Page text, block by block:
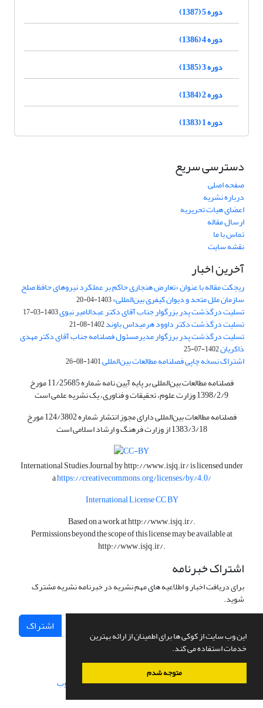
این وب سایت از کوکی ها برای اطمینان از ارائه بهترین
خدمات استفاده می کند.
متوجه شدم
دوره 5 (1387)
دوره 4 (1386)
دوره 3 (1385)
دوره 2 (1384)
دوره 1 (1383)
دسترسی سریع
صفحه اصلی
درباره نشریه
اعضای هیات تحریریه
ارسال مقاله
تماس با ما
نقشه سایت
آخرین اخبار
ریجکت مقاله با عنوان «تعارض هنجاری حاکم بر عملکرد نیروهای حافظ صلح
سازمان ملل متحد و دیوان کیفری بین‌المللی»1403-04-20
تسلیت درگذشت پدر بزرگوار جناب آقای دکتر عبدالامیر نبوی1403-03-17
تسلیت درگذشت دکتر داوود هرمیداس باوند1402-08-21
تسلیت درگذشت پدر برزگوار مدیرمسئول فصلنامه جناب آقای دکتر مهدی
ذاکریان1402-07-25
اشتراک نسخه چاپی فصلنامه مطالعات بین‌المللی1401-08-26
فصلنامه مطالعات بین‌المللی بر پایه آیین نامه شماره 11/25685 مورخ
1398/2/9 وزارت علوم، تحقیقات و فناوری، یک نشریه علمی است
فصلنامه مطالعات بین‌المللی دارای مجوز انتشار شماره 124/3802 مورخ
1383/3/18 از وزارت فرهنگ و ارشاد اسلامی است
International Studies Journal byhttp://www.isjq.ir/is licensed under
ahttps://creativecommons.org/licenses/by/4.0/
International License CC BY
Based on a work athttp://www.isjq.ir/.
Permissions beyond the scope of this license may be available at
http://www.isjq.ir/.
اشتراک خبرنامه
برای دریافت اخبار و اطلاعیه های مهم نشریه در خبرنامه نشریه مشترک
شوید.
اشتراک
سامانه مدیریت نشریات علمی.طراحی و پیاده سازی از سیناوب